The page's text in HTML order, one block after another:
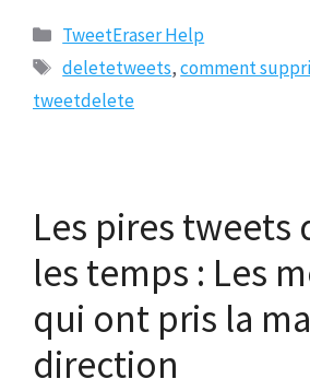
Catégories
TweetEraser Help
Tags
deletetweets,comment
tweetdelete
Les pires tweets
les temps : Les
qui ont pris la
direction